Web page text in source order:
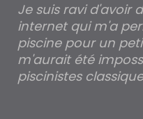
Je suis ravi d'avoir
internet qui m'a
piscine pour un
m'aurait été
piscinistes